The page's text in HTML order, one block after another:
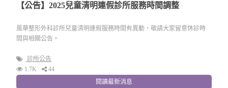
【公告】2025兒童清明連假診所服務時間調整
風華整形外科診所兒童清明連假服務時間有異動，敬請大家留意休診時
間與相關公告。
診所公告
1.7K
44
閱讀最新消息